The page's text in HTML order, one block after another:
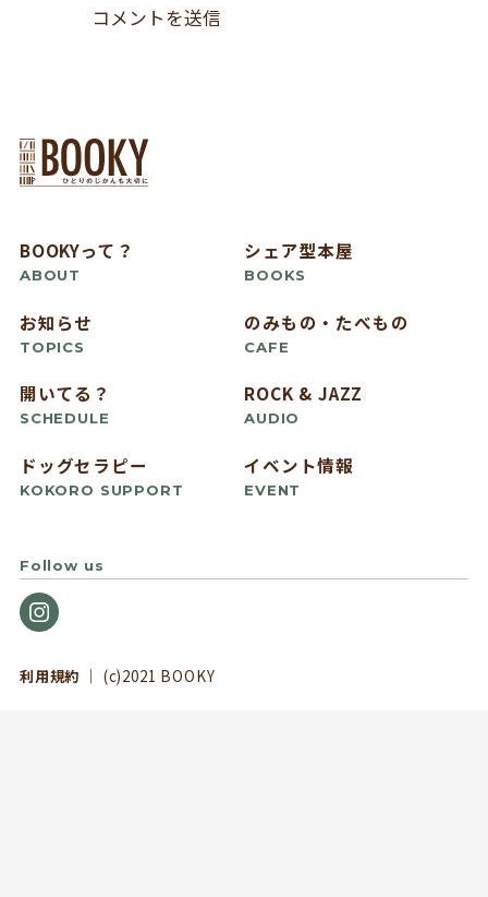
BOOKYって？
ABOUT
シェア型本屋
BOOKS
お知らせ
TOPICS
のみもの・たべもの
CAFE
開いてる？
SCHEDULE
ROCK & JAZZ
AUDIO
ドッグセラピー
KOKORO SUPPORT
イベント情報
EVENT
Follow us
利用規約 ｜ (c)2021 BOOKY